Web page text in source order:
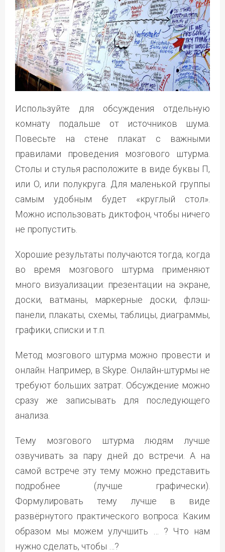
Используйте для обсуждения отдельную
комнату подальше от источников шума.
Повесьте на стене плакат с важными
правилами проведения мозгового штурма.
Столы и стулья расположите в виде буквы П,
или О, или полукруга. Для маленькой группы
самым удобным будет «круглый стол».
Можно использовать диктофон, чтобы ничего
не пропустить.
Хорошие результаты получаются тогда, когда
во время мозгового штурма применяют
много визуализации: презентации на экране,
доски, ватманы, маркерные доски, флэш-
панели, плакаты, схемы, таблицы, диаграммы,
графики, списки и т.п.
Метод мозгового штурма можно провести и
онлайн. Например, в Skype. Онлайн-штурмы не
требуют больших затрат. Обсуждение можно
сразу же записывать для последующего
анализа.
Тему мозгового штурма людям лучше
озвучивать за пару дней до встречи. А на
самой встрече эту тему можно представить
подробнее (лучше графически).
Формулировать тему лучше в виде
развёрнутого практического вопроса: Каким
образом мы можем улучшить … ? Что нам
нужно сделать, чтобы …?